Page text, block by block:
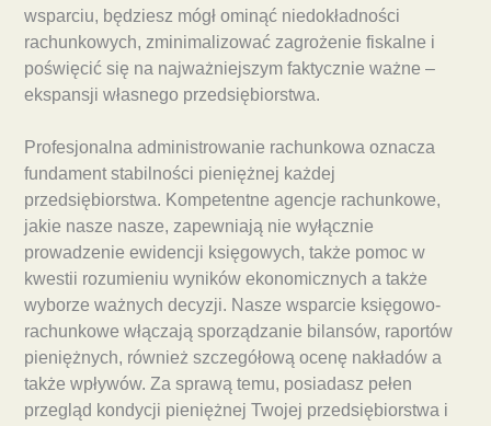
wsparciu, będziesz mógł ominąć niedokładności
rachunkowych, zminimalizować zagrożenie fiskalne i
poświęcić się na najważniejszym faktycznie ważne –
ekspansji własnego przedsiębiorstwa.
Profesjonalna administrowanie rachunkowa oznacza
fundament stabilności pieniężnej każdej
przedsiębiorstwa. Kompetentne agencje rachunkowe,
jakie nasze nasze, zapewniają nie wyłącznie
prowadzenie ewidencji księgowych, także pomoc w
kwestii rozumieniu wyników ekonomicznych a także
wyborze ważnych decyzji. Nasze wsparcie księgowo-
rachunkowe włączają sporządzanie bilansów, raportów
pieniężnych, również szczegółową ocenę nakładów a
także wpływów. Za sprawą temu, posiadasz pełen
przegląd kondycji pieniężnej Twojej przedsiębiorstwa i